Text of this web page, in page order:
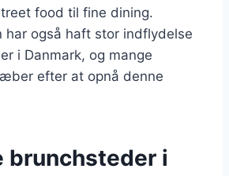
food til fine dining.
har også haft stor indflydelse
i Danmark, og mange
efter at opnå denne
brunchsteder i